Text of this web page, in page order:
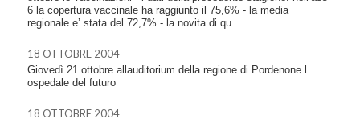
6 la copertura vaccinale ha raggiunto il 75,6% - la media
regionale e’ stata del 72,7% - la novita di qu
18 OTTOBRE 2004
Giovedì 21 ottobre allauditorium della regione di Pordenone l
ospedale del futuro
18 OTTOBRE 2004